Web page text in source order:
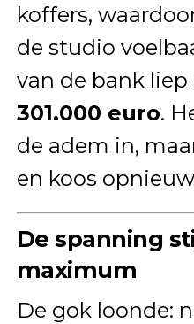
koffers,
de studio
van de bank
301.000 euro.
de adem in,
en koos
De spanning
maximum
De gok loonde: